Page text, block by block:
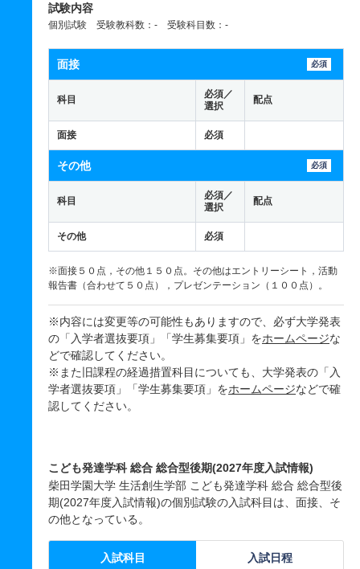
試験内容
個別試験 受験教科数：- 受験科目数：-
面接 必須
科目
必須／
選択
配点
面接 必須
その他 必須
科目
必須／
選択
配点
その他 必須
※面接５０点，その他１５０点。その他はエントリーシート，活動
報告書（合わせて５０点），プレゼンテーション（１００点）。
※内容には変更等の可能性もありますので、必ず大学発表
の「入学者選抜要項」「学生募集要項」をホームページな
どで確認してください。
※また旧課程の経過措置科目についても、大学発表の「入
学者選抜要項」「学生募集要項」をホームページなどで確
認してください。
こども発達学科 総合 総合型後期(2027年度入試情報)
柴田学園大学 生活創生学部 こども発達学科 総合 総合型後
期(2027年度入試情報)の個別試験の入試科目は、面接、そ
の他となっている。
入試科目 入試日程